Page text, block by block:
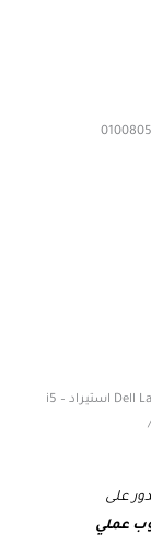
Dell Latitude E6510 استيراد – i5
على
عملي